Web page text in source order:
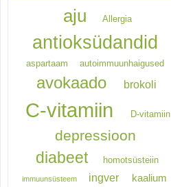
aju Allergia
antioksüdandid
aspartaam autoimmuunhaigused
avokaado brokoli
C-vitamiin D-vitamiin
depressioon
diabeet homotsüsteiin
immuunsüsteem ingver kaalium